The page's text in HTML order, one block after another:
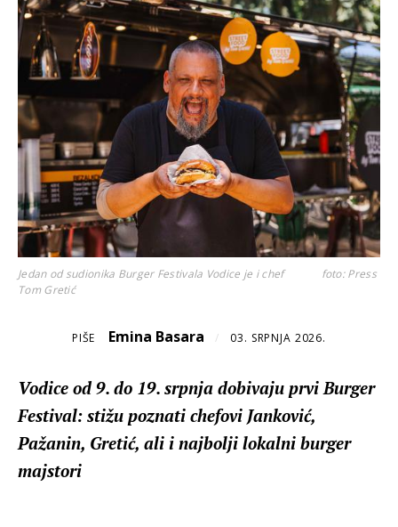
Jedan od sudionika Burger Festivala Vodice je i chef
Tom Gretić
foto: Press
PIŠE Emina Basara / 03. SRPNJA 2026.
Vodice od 9. do 19. srpnja dobivaju prvi Burger
Festival: stižu poznati chefovi Janković,
Pažanin, Gretić, ali i najbolji lokalni burger
majstori